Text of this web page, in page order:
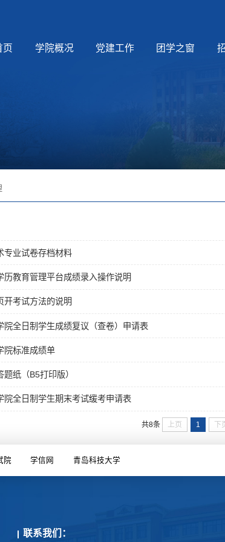
页 学院概况 党建工作 团学之窗
专业试卷存档材料
历教育管理平台成绩录入操作说明
开考试方法的说明
院全日制学生成绩复议（查卷）申请表
院标准成绩单
纸（B5打印版）
院全日制学生期末考试缓考申请表
共8条 上页 1 下
院 学信网 青岛科技大学
联系我们：